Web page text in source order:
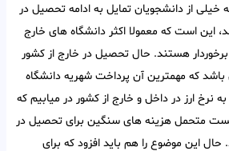
خیلی از دانشجویان تمایل به ادامه تحصیل در
این است که معمولا اکثر دانشگاه های خارج
هستند. حال تحصیل در خارج از کشور
باشد که مهمترین آن پرداخت شهریه دانشگاه
نرخ ارز در داخل و خارج از کشور در میابیم که
متحمل هزینه های سنگین برای تحصیل در
این موضوع را هم باید افزود که برای